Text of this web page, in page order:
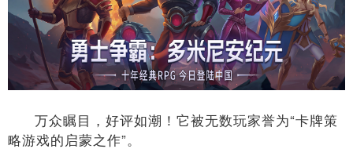
万众瞩目，好评如潮！它被无数玩家誉为“卡牌策
略游戏的启蒙之作”。